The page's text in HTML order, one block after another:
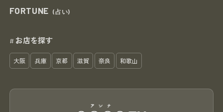
FORTUNE (占い)
# お店を探す
大阪 兵庫 京都 滋賀 奈良 和歌山